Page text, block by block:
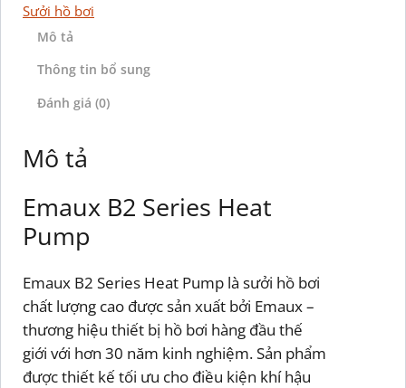
Sưởi hồ bơi
Mô tả
Thông tin bổ sung
Đánh giá (0)
Mô tả
Emaux B2 Series Heat
Pump
Emaux B2 Series Heat Pump là sưởi hồ bơi
chất lượng cao được sản xuất bởi Emaux –
thương hiệu thiết bị hồ bơi hàng đầu thế
giới với hơn 30 năm kinh nghiệm. Sản phẩm
được thiết kế tối ưu cho điều kiện khí hậu